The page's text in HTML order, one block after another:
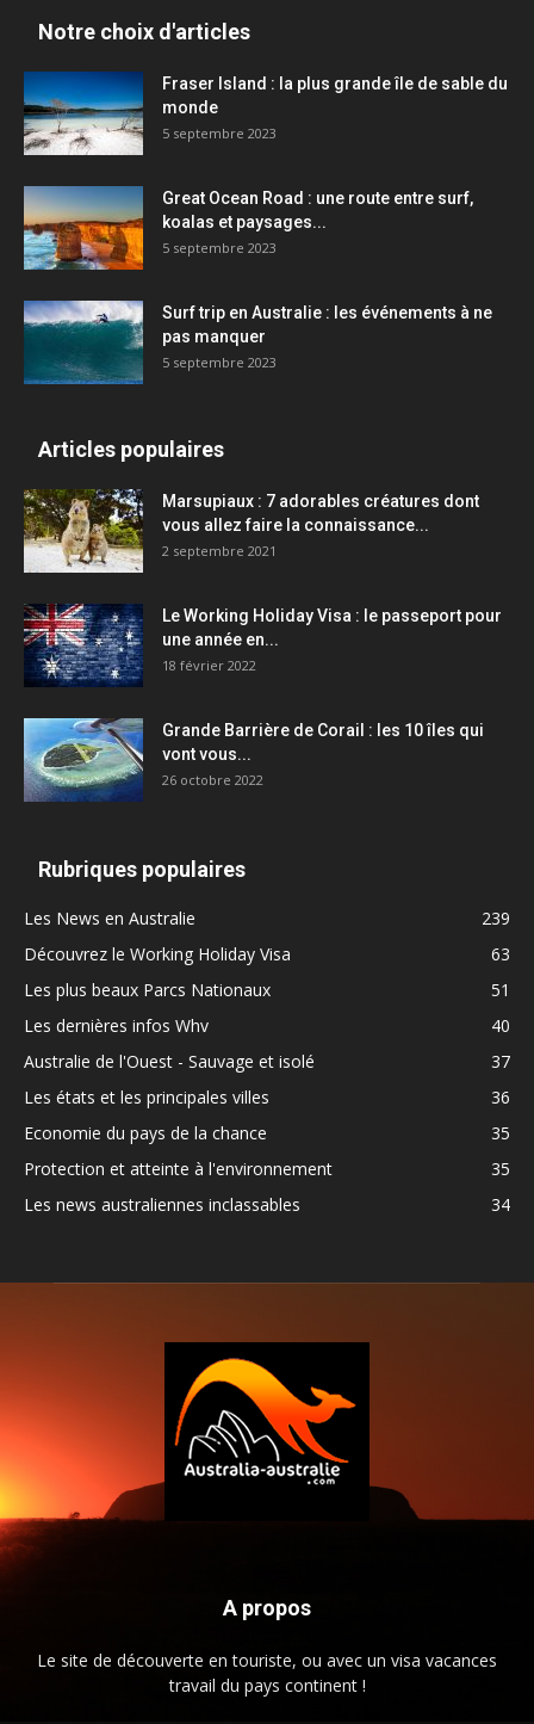
Notre choix d'articles
Fraser Island : la plus grande île de sable du
monde
5 septembre 2023
Great Ocean Road : une route entre surf,
koalas et paysages...
5 septembre 2023
Surf trip en Australie : les événements à ne
pas manquer
5 septembre 2023
Articles populaires
Marsupiaux : 7 adorables créatures dont
vous allez faire la connaissance...
2 septembre 2021
Le Working Holiday Visa : le passeport pour
une année en...
18 février 2022
Grande Barrière de Corail : les 10 îles qui
vont vous...
26 octobre 2022
Rubriques populaires
Les News en Australie
239
Découvrez le Working Holiday Visa
63
Les plus beaux Parcs Nationaux
51
Les dernières infos Whv
40
Australie de l'Ouest - Sauvage et isolé
37
Les états et les principales villes
36
Economie du pays de la chance
35
Protection et atteinte à l'environnement
35
Les news australiennes inclassables
34
A propos
Le site de découverte en touriste, ou avec un visa vacances
travail du pays continent !